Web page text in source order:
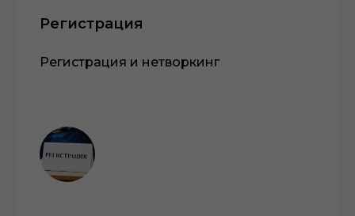
Регистрация
Регистрация и нетворкинг